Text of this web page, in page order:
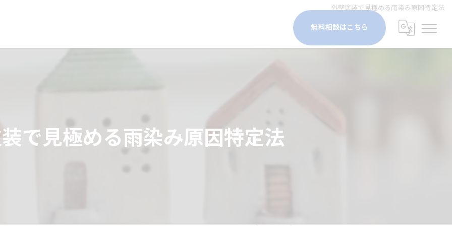
外壁塗装で見極める雨染み原因特定法
無料相談はこちら
で見極める雨染み原因特定法